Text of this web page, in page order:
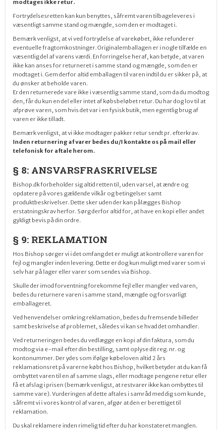
modtages ikke retur.
Fortrydelsesretten kan kun benyttes, såfremt varen tilbageleveres i
væsentligt samme stand og mængde, som den er modtaget i.
Bemærk venligst, at vi ved fortrydelse af varekøbet, ikke refunderer
eventuelle fragtomkostninger. Originalemballagen er i nogle tilfælde en
væsentlig del af varens værdi. En forringelse heraf, kan betyde, at varen
ikke kan anses for returneret i samme stand og mængde, som den er
modtaget i. Gem derfor altid emballagen til varen indtil du er sikker på, at
du ønsker at beholde varen.
Er den returnerede vare ikke i væsentlig samme stand, som da du modtog
den, får du kun en del eller intet af købsbeløbet retur. Du har dog lov til at
afprøve varen, som hvis det var i en fysisk butik, men egentlig brug af
varen er ikke tilladt.
Bemærk venligst, at vi ikke modtager pakker retur sendt pr. efterkrav.
Inden returnering af varer bedes du/I kontakte os på mail eller
telefonisk for aftale herom.
§ 8: ANSVARSFRASKRIVELSE
Bishop.dk forbeholder sig altid retten til, uden varsel, at ændre og
opdatere på vores gældende vilkår og betingelser samt
produktbeskrivelser. Dette sker uden der kan pålægges Bishop
erstatningskrav herfor. Sørg derfor altid for, at have en kopi eller andet
gyldigt bevis på din ordre.
§ 9: REKLAMATION
Hos Bishop sørger vi i det omfang det er muligt at kontrollere varen for
fejl og mangler inden levering. Dette er dog kun muligt med varer som vi
selv har på lager eller varer som sendes via Bishop.
Skulle der imod forventning forekomme fejl eller mangler ved varen,
bedes du returnere varen i samme stand, mængde og forsvarligt
emballageret.
Ved henvendelser omkring reklamation, bedes du fremsende billeder
samt beskrivelse af problemet, således vi kan se hvad det omhandler.
Ved returneringen bedes du vedlægge en kopi af din faktura, som du
modtog via e-mail efter din bestilling, samt oplyse dit reg. nr. og
kontonummer. Der ydes som ifølge købeloven altid 2 års
reklamationsret på varerne købt hos Bishop, hvilket betyder at du kan få
ombyttet varen til en af samme slags, eller modtage pengene retur eller
få et afslag i prisen (bemærk venligst, at restvarer ikke kan ombyttes til
samme vare). Vurderingen af dette aftales i samråd med dig som kunde,
såfremt vi i vores kontrol af varen, afgør at den er berettiget til
reklamation.
Du skal reklamere inden rimelig tid efter du har konstateret manglen.